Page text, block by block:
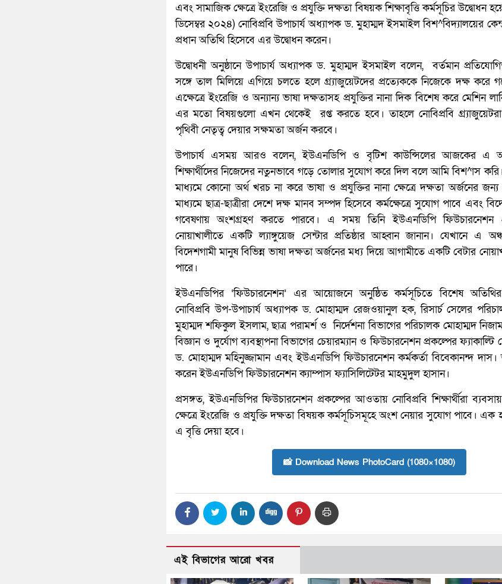
এবং সামাজিক ক্ষেত্রে ইংরেজি ও প্রযুক্তি দক্ষতা বিষয়ক শিক্ষাবৃত্তি কর্মসূচির উদ্বোধন
ডিসেম্বর ২০২৪) নোবিপ্রবি উপাচার্য অধ্যাপক ড. মুহাম্মদ ইসমাইল বিশ^বিদ্যালয়ের
প্রধান অতিথি হিসেবে এর উদ্বোধন করেন।
উদ্বোধনী অনুষ্ঠানে উপাচার্য অধ্যাপক ড. মুহাম্মদ ইসমাইল বলেন, বর্তমান
সঙ্গে তাল মিলিয়ে এগিয়ে চলতে হলে গ্র্যাজুয়েটদের প্রত্যেককে নিজেকে দক্ষ করে
এক্ষেত্রে ইংরেজি ও অন্যান্য ভাষা দক্ষতাসহ প্রযুক্তির নানা দিক বিশেষ করে মেশিন
এর মতো বিষয়গুলো এখন থেকেই রপ্ত করতে হবে। তাহলে নোবিপ্রবি
পৃথিবী নেতৃত্ব দেয়ার সক্ষমতা অর্জন করবে।
উপাচার্য এসময় আরও বলেন, ইউএনডিপি ও বৃটিশ কাউন্সিলের আজকের এ
শিক্ষার্থীদের নিজেদের নতুনভাবে গড়ে তোলার সুযোগ করে দিল বলে আমি বিশ^াস
মাধ্যমে কোনো অর্থ খরচ না করে ভাষা ও প্রযুক্তির নানা ক্ষেত্রে দক্ষতা অর্জনের জন্য
মাধ্যমে ছাত্র-ছাত্রীরা দেশে দক্ষ মানব সম্পদ হিসেবে কর্মক্ষেত্রে সুযোগ পাবে এবং
গবেষণায় অংশগ্রহণ করতে পারবে। এ সময় তিনি ইউএনডিপি ফিউচারনেশন
নোয়াখালীতে একটি ল্যাঙ্গুয়েজ সেন্টার প্রতিষ্ঠার আহ্বান জানান। যেখানে এ
বিদেশগামী মানুষ বিভিন্ন ভাষা দক্ষতা অর্জনের মধ্য দিয়ে আগামীতে একটি বেটার
পারে।
ইউএনডিপির ‘ফিউচারনেশন’ এর আয়োজনে অনুষ্ঠিত কর্মসূচিতে বিশেষ
নোবিপ্রবি উপ-উপাচার্য অধ্যাপক ড. মোহাম্মদ রেজওয়ানুল হক, রিসার্চ সেলের
মুহাম্মদ শফিকুল ইসলাম, ছাত্র পরামর্শ ও নির্দেশনা বিভাগের পরিচালক মোহাম্মদ
বিজ্ঞান ও দুর্যোগ ব্যবস্থাপনা বিভাগের চেয়ারম্যান ও ফিউচারনেশন প্রকল্পের
ড. মোহাম্মদ মহিনুজ্জামান এবং ইউএনডিপি ফিউচারনেশন কর্মকর্তা বিবেকানন্দ দাস।
করেন ইউএনডিপি ফিউচারনেশন ক্যাম্পাস ফ্যাসিলিটেটর মাহমুদুল হাসান।
প্রসঙ্গত, ইউএনডিপির ফিউচারনেশন প্রকল্পের আওতায় নোবিপ্রবি শিক্ষার্থীরা
ক্ষেত্রে ইংরেজি ও প্রযুক্তি দক্ষতা বিষয়ক কর্মসূচিসমূহে অংশ নেয়ার সুযোগ পাবে। এক
এ বৃত্তি দেয়া হবে।
📸 Download News PhotoCard (1080×1080)
এই বিভাগের আরো খবর